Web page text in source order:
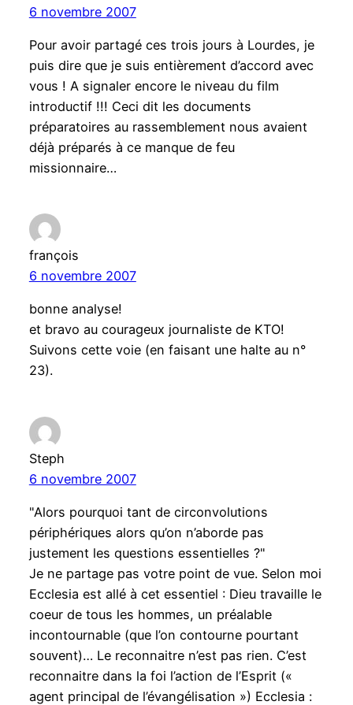
6 novembre 2007
Pour avoir partagé ces trois jours à Lourdes, je
puis dire que je suis entièrement d’accord avec
vous ! A signaler encore le niveau du film
introductif !!! Ceci dit les documents
préparatoires au rassemblement nous avaient
déjà préparés à ce manque de feu
missionnaire…
françois
6 novembre 2007
bonne analyse!
et bravo au courageux journaliste de KTO!
Suivons cette voie (en faisant une halte au n°
23).
Steph
6 novembre 2007
"Alors pourquoi tant de circonvolutions
périphériques alors qu’on n’aborde pas
justement les questions essentielles ?"
Je ne partage pas votre point de vue. Selon moi
Ecclesia est allé à cet essentiel : Dieu travaille le
coeur de tous les hommes, un préalable
incontournable (que l’on contourne pourtant
souvent)… Le reconnaitre n’est pas rien. C’est
reconnaitre dans la foi l’action de l’Esprit («
agent principal de l’évangélisation ») Ecclesia :